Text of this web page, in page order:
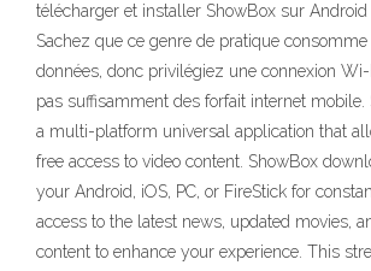
télécharger et installer ShowBox sur Android
Sachez que ce genre de pratique
données, donc privilégiez une connexion Wi-
pas suffisamment des forfait internet mobile.
a multi-platform universal application that
free access to video content. ShowBox
your Android, iOS, PC, or FireStick for
access to the latest news, updated movies,
content to enhance your experience. This